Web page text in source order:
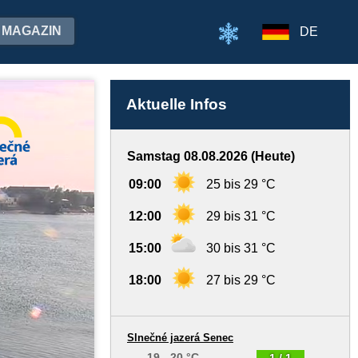
MAGAZIN DE
Aktuelle Infos
Samstag 08.08.2026 (Heute)
09:00 25 bis 29 °C
12:00 29 bis 31 °C
15:00 30 bis 31 °C
18:00 27 bis 29 °C
Slnečné jazerá Senec